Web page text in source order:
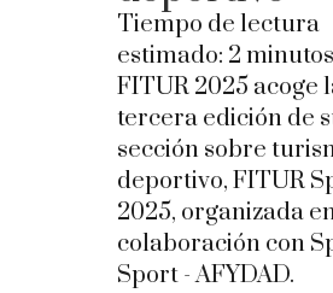
Tiempo de lectura
estimado: 2 minutos
FITUR 2025 acoge
tercera edición de
sección sobre
deportivo, FITUR
2025, organizada
colaboración con
Sport - AFYDAD.